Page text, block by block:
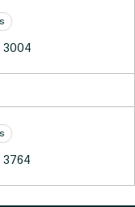
3004
3764